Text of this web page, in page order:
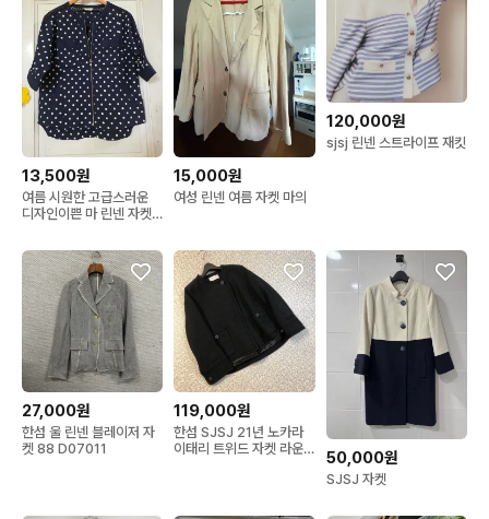
13,500원
여름 시원한 고급스러운
디자인이쁜 마 린넨 자켓
15,000원
여성 린넨 여름 자켓 마의
120,000원
sjsj 린넨 스트라이프 재킷
27,000원
한섬 울 린넨 블레이저 자
켓 88 D07011
119,000원
한섬 SJSJ 21년 노카라
이태리 트위드 자켓 라운
50,000원
SJSJ 자켓